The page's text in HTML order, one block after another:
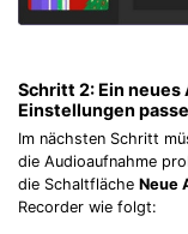
Schritt 2: Ein
Einstellungen
Im nächsten Schritt
die Audioaufnahme
die Schaltfläche Neue
Recorder wie folgt: